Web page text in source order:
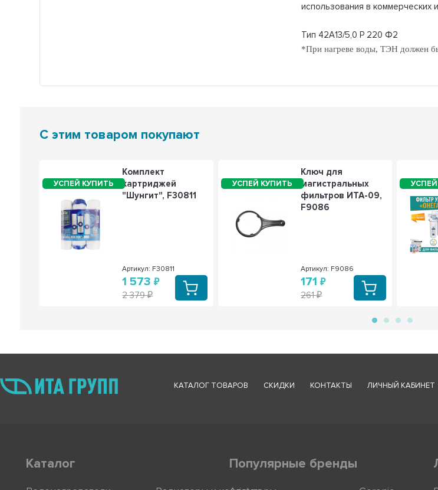
использования в коммерческих
Тип 42A13/5,0 P 220 Ф2
*При нагреве воды, ТЭН должен
С этим товаром покупают
Комплект
картриджей
"Шунгит", F30811
Артикул: F30811
1 573
2 379
Ключ для
магистральных
фильтров ИТА-09,
F9086
Артикул: F9086
171
261
КАТАЛОГ ТОВАРОВ СКИДКИ КОНТАКТЫ ЛИЧНЫЙ КАБИНЕТ
Каталог Популярные бренды